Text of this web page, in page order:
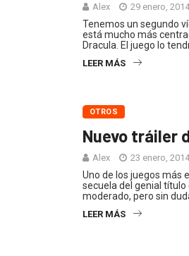
Alex 29 enero, 2014
Tenemos un segundo
está mucho más
Dracula. El juego lo
LEER MÁS
OTROS
Nuevo tráiler
Alex 23 enero, 2014
Uno de los juegos más
secuela del genial
moderado, pero sin
LEER MÁS